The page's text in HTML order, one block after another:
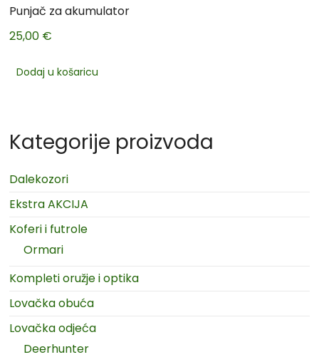
Punjač za akumulator
25,00 €
Dodaj u košaricu
Kategorije proizvoda
Dalekozori
Ekstra AKCIJA
Koferi i futrole
Ormari
Kompleti oružje i optika
Lovačka obuća
Lovačka odjeća
Deerhunter